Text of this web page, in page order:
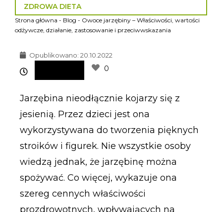
ZDROWA DIETA
Strona główna - Blog - Owoce jarzębiny – Właściwości, wartości
odżywcze, działanie, zastosowanie i przeciwwskazania
Opublikowano: 20.10.2022
0
Jarzębina nieodłącznie kojarzy się z
jesienią. Przez dzieci jest ona
wykorzystywana do tworzenia pięknych
stroików i figurek. Nie wszystkie osoby
wiedzą jednak, że jarzębinę można
spożywać. Co więcej, wykazuje ona
szereg cennych właściwości
prozdrowotnych, wpływających na